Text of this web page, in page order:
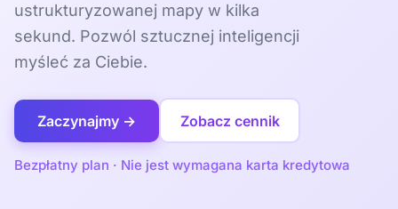
ustrukturyzowanej mapy w kilka
sekund. Pozwól sztucznej inteligencji
myśleć za Ciebie.
Zaczynajmy → Zobacz cennik
Bezpłatny plan · Nie jest wymagana karta kredytowa